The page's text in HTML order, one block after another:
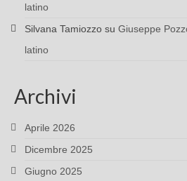
latino
Silvana Tamiozzo su Giuseppe
latino
Archivi
Aprile 2026
Dicembre 2025
Giugno 2025